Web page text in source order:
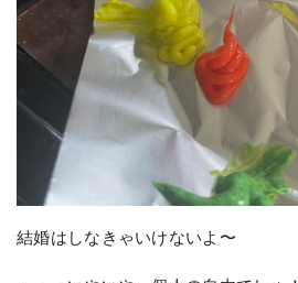
結婚はしなきゃいけないよ〜